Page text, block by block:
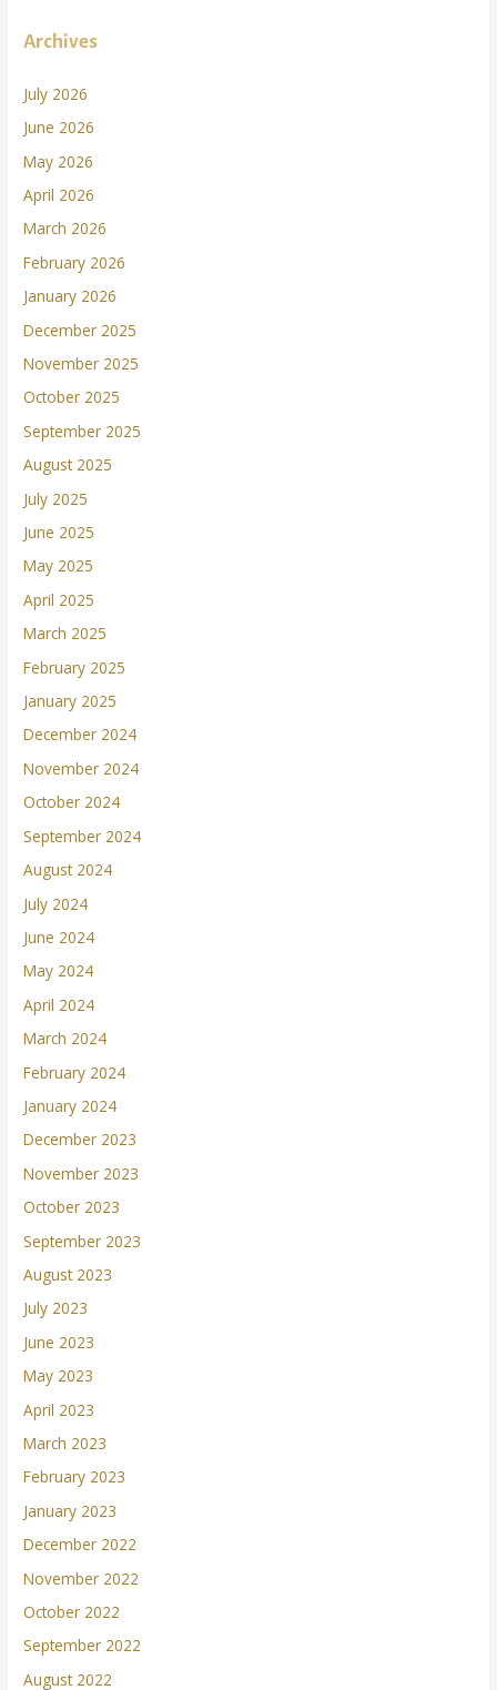
Archives
July 2026
June 2026
May 2026
April 2026
March 2026
February 2026
January 2026
December 2025
November 2025
October 2025
September 2025
August 2025
July 2025
June 2025
May 2025
April 2025
March 2025
February 2025
January 2025
December 2024
November 2024
October 2024
September 2024
August 2024
July 2024
June 2024
May 2024
April 2024
March 2024
February 2024
January 2024
December 2023
November 2023
October 2023
September 2023
August 2023
July 2023
June 2023
May 2023
April 2023
March 2023
February 2023
January 2023
December 2022
November 2022
October 2022
September 2022
August 2022